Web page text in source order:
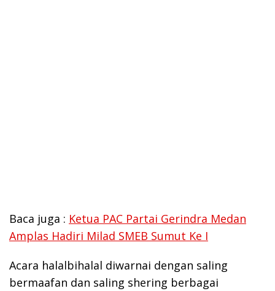
Baca juga : Ketua PAC Partai Gerindra Medan
Amplas Hadiri Milad SMEB Sumut Ke I
Acara halalbihalal diwarnai dengan saling
bermaafan dan saling shering berbagai